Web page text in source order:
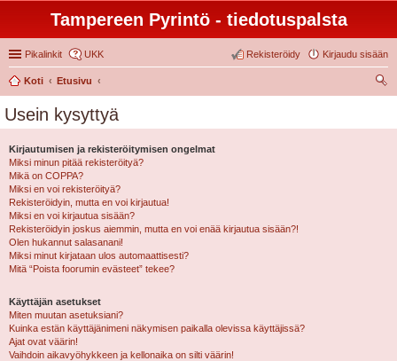
Tampereen Pyrintö - tiedotuspalsta
Pikalinkit UKK Kirjaudu sisään
Rekisteröidy
Koti
Etusivu
Usein kysyttyä
Kirjautumisen ja rekisteröitymisen ongelmat
Miksi minun pitää rekisteröityä?
Mikä on COPPA?
Miksi en voi rekisteröityä?
Rekisteröidyin, mutta en voi kirjautua!
Miksi en voi kirjautua sisään?
Rekisteröidyin joskus aiemmin, mutta en voi enää kirjautua sisään?!
Olen hukannut salasanani!
Miksi minut kirjataan ulos automaattisesti?
Mitä “Poista foorumin evästeet” tekee?
Käyttäjän asetukset
Miten muutan asetuksiani?
Kuinka estän käyttäjänimeni näkymisen paikalla olevissa käyttäjissä?
Ajat ovat väärin!
Vaihdoin aikavyöhykkeen ja kellonaika on silti väärin!